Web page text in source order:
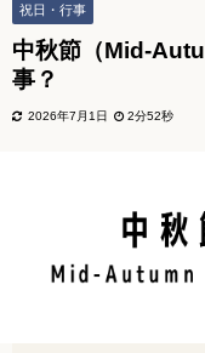
祝日・行事
中秋節（Mid-
事？
2026年7月1日 2分52秒